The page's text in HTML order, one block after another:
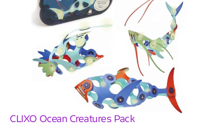
CLIXO Ocean Creatures Pack